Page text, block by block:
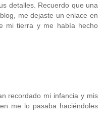
detalles. Recuerdo que una
me dejaste un enlace en
mi tierra y me había hecho
recordado mi infancia y mis
me lo pasaba haciéndoles